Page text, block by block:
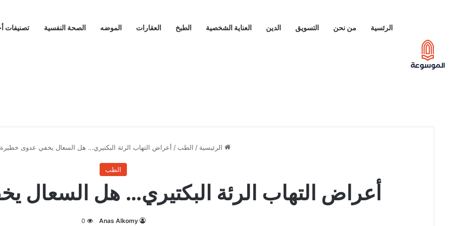
الرئسية من نحن التسويق الدين العناية الشخصية الطبخ العقارات الموضه الصحة النفسية تصنيفات
الرئيسية / الطب / أعراض التهاب الرئة البكتيري… هل السعال يخفي عدوى
الطب
أعراض التهاب الرئة البكتيري… هل السعال
Anas Alkomy
0